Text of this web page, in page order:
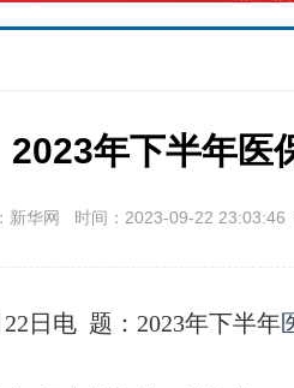
2023年下半年医
新华网 时间：2023-09-22 23:03:46
日电 题：2023年下半年